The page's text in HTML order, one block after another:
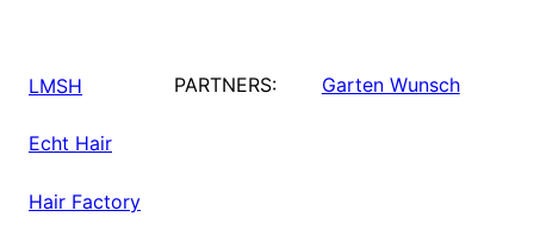
LMSH PARTNERS: Garten Wunsch
Echt Hair
Hair Factory